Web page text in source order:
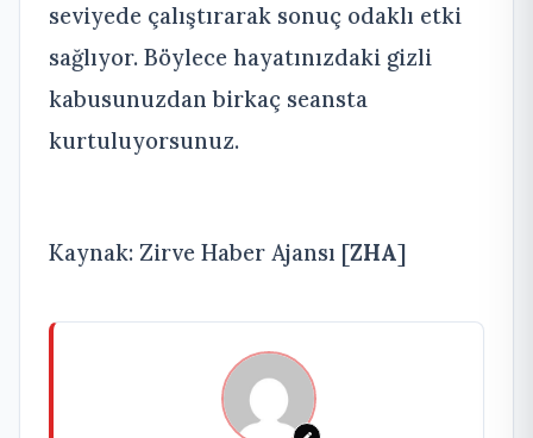
seviyede çalıştırarak sonuç odaklı etki
sağlıyor. Böylece hayatınızdaki gizli
kabusunuzdan birkaç seansta
kurtuluyorsunuz.
Kaynak: Zirve Haber Ajansı [ZHA]